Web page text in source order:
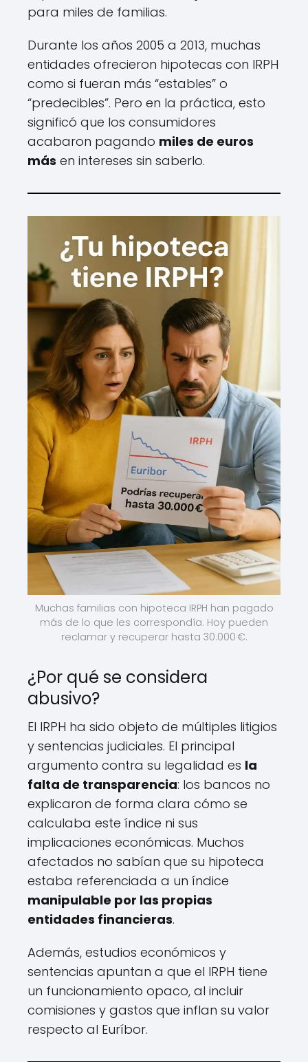
para miles de familias.
Durante los años 2005 a 2013, muchas
entidades ofrecieron hipotecas con IRPH
como si fueran más “estables” o
“predecibles”. Pero en la práctica, esto
significó que los consumidores
acabaron pagando miles de euros
más en intereses sin saberlo.
Muchas familias con hipoteca IRPH han pagado
más de lo que les correspondía. Hoy pueden
reclamar y recuperar hasta 30.000 €.
¿Por qué se considera
abusivo?
El IRPH ha sido objeto de múltiples litigios
y sentencias judiciales. El principal
argumento contra su legalidad es la
falta de transparencia: los bancos no
explicaron de forma clara cómo se
calculaba este índice ni sus
implicaciones económicas. Muchos
afectados no sabían que su hipoteca
estaba referenciada a un índice
manipulable por las propias
entidades financieras.
Además, estudios económicos y
sentencias apuntan a que el IRPH tiene
un funcionamiento opaco, al incluir
comisiones y gastos que inflan su valor
respecto al Euríbor.